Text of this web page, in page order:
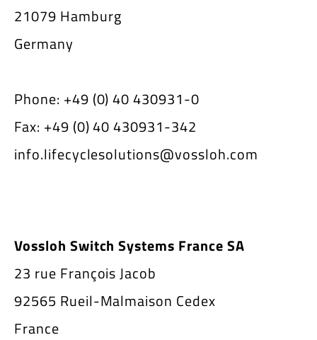
21079 Hamburg
Germany
Phone: +49 (0) 40 430931-0
Fax: +49 (0) 40 430931-342
info.lifecyclesolutions@vossloh.com
Vossloh Switch Systems France SA
23 rue François Jacob
92565 Rueil-Malmaison Cedex
France